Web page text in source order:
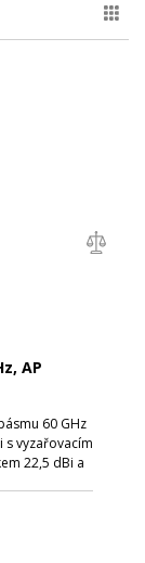
AP
60 GHz
s vyzařovacím
22,5 dBi a